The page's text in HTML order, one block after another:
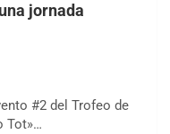
jornada
#2 del Trofeo de
Tot»…